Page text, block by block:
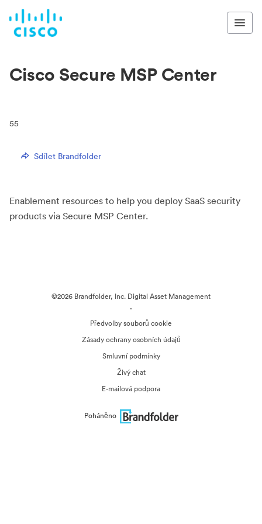
Cisco Secure MSP Center
55
Sdílet Brandfolder
Enablement resources to help you deploy SaaS security
products via Secure MSP Center.
©2026 Brandfolder, Inc. Digital Asset Management
·
Předvolby souborů cookie
Zásady ochrany osobních údajů
Smluvní podmínky
Živý chat
E-mailová podpora
Poháněno